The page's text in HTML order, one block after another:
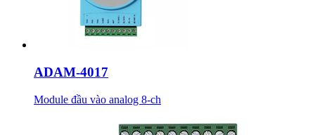
ADAM-4017
Module đầu vào analog 8-ch